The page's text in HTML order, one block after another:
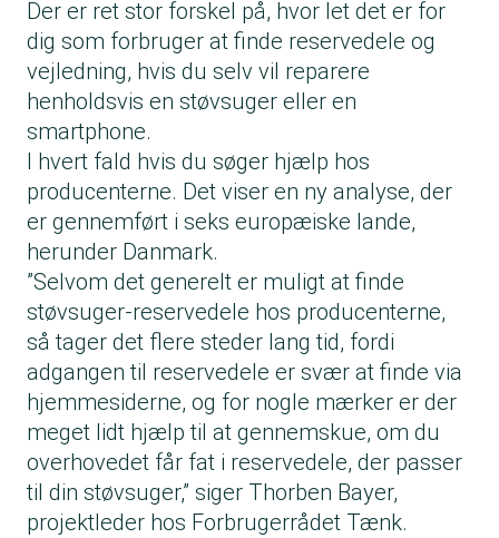
Der er ret stor forskel på, hvor let det er for
dig som forbruger at finde reservedele og
vejledning, hvis du selv vil reparere
henholdsvis en støvsuger eller en
smartphone.
I hvert fald hvis du søger hjælp hos
producenterne. Det viser en ny analyse, der
er gennemført i seks europæiske lande,
herunder Danmark.
”Selvom det generelt er muligt at finde
støvsuger-reservedele hos producenterne,
så tager det flere steder lang tid, fordi
adgangen til reservedele er svær at finde via
hjemmesiderne, og for nogle mærker er der
meget lidt hjælp til at gennemskue, om du
overhovedet får fat i reservedele, der passer
til din støvsuger,” siger Thorben Bayer,
projektleder hos Forbrugerrådet Tænk.